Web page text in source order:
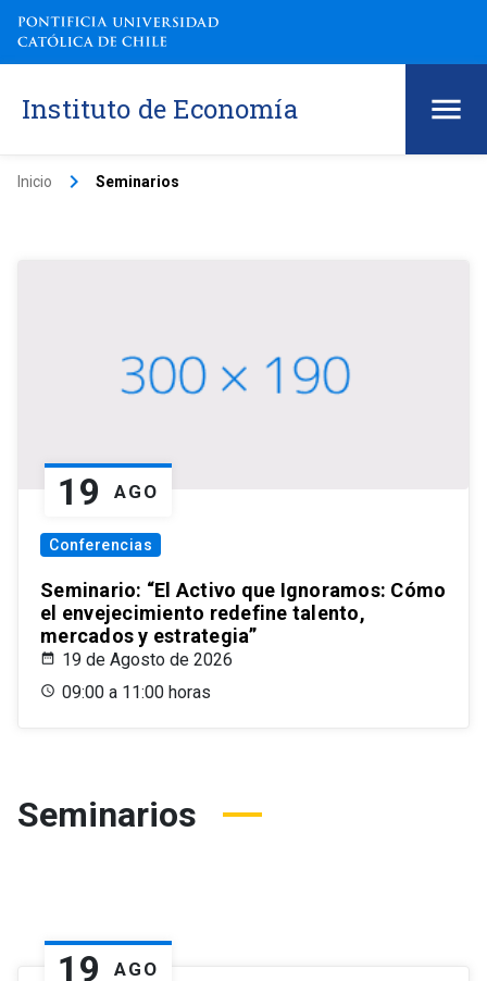
Instituto de Economía
Inicio keyboard_arrow_right Seminarios
19 AGO
Conferencias
Seminario: “El Activo que Ignoramos: Cómo
el envejecimiento redefine talento,
mercados y estrategia”
19 de Agosto de 2026
09:00 a 11:00 horas
Seminarios
19 AGO